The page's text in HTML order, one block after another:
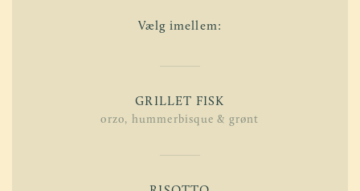
Vælg imellem:
GRILLET FISK
orzo, hummerbisque & grønt